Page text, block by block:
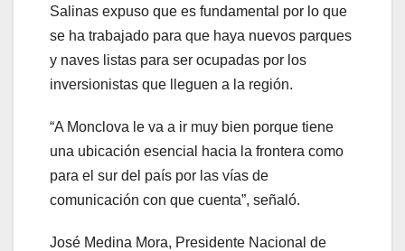
Salinas expuso que es fundamental por lo que
se ha trabajado para que haya nuevos parques
y naves listas para ser ocupadas por los
inversionistas que lleguen a la región.
“A Monclova le va a ir muy bien porque tiene
una ubicación esencial hacia la frontera como
para el sur del país por las vías de
comunicación con que cuenta”, señaló.
José Medina Mora, Presidente Nacional de